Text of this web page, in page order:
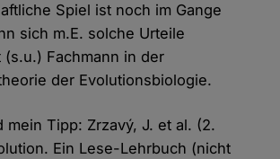
Spiel ist noch im Gange
sich m.E. solche Urteile
Fachmann in der
der Evolutionsbiologie.
mein Tipp: Zrzavý, J. et al. (2.
Ein Lese-Lehrbuch (nicht